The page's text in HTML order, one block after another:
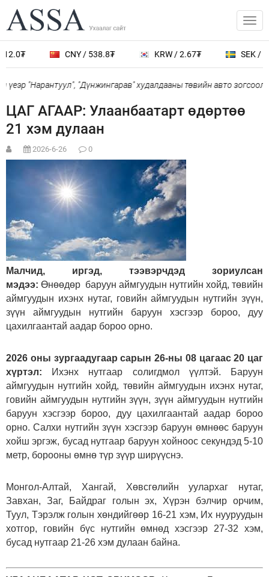
CNY / 538.8₮ KRW / 2.67₮ SEK /
үеэр "Нарантуул", "Дүнжингарав" худалдааны төвийн авто
ЦАГ АГААР: Улаанбаатарт өдөртөө
21 хэм дулаан
2026-6-26 0
Малчид, иргэд, тээвэрчдэд зориулсан
мэдээ: Өнөөдөр баруун аймгуудын нутгийн хойд, төвийн
аймгуудын ихэнх нутаг, говийн аймгуудын нутгийн зүүн,
зүүн аймгуудын нутгийн баруун хэсгээр бороо, дуу
цахилгаантай аадар бороо орно.
2026 оны зургаадугаар сарын 26-ны 08 цагаас 20 цаг
хүртэл: Ихэнх нутгаар солигдмол үүлтэй. Баруун
аймгуудын нутгийн хойд, төвийн аймгуудын ихэнх нутаг,
говийн аймгуудын нутгийн зүүн, зүүн аймгуудын нутгийн
баруун хэсгээр бороо, дуу цахилгаантай аадар бороо
орно. Салхи нутгийн зүүн хэсгээр баруун өмнөөс баруун
хойш эргэж, бусад нутгаар баруун хойноос секундэд 5-10
метр, борооны өмнө түр зүүр ширүүснэ.
Монгол-Алтай, Хангай, Хөвсгөлийн уулархаг нутаг,
Завхан, Заг, Байдраг голын эх, Хүрэн бэлчир орчим,
Туул, Тэрэлж голын хөндийгөөр 16-21 хэм, Их нууруудын
хотгор, говийн бүс нутгийн өмнөд хэсгээр 27-32 хэм,
бусад нутгаар 21-26 хэм дулаан байна.